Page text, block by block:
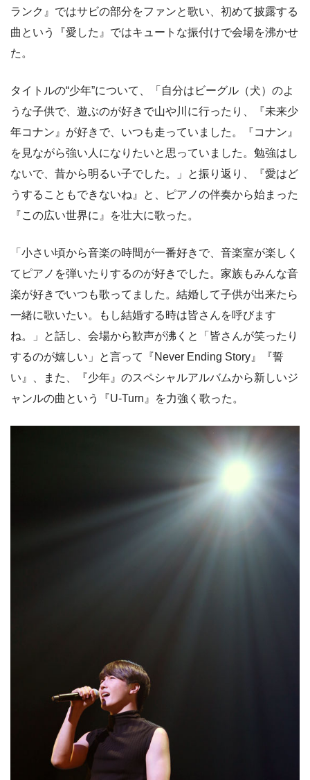
ランク』ではサビの部分をファンと歌い、初めて披露する
曲という『愛した』ではキュートな振付けで会場を沸かせ
た。
タイトルの“少年”について、「自分はビーグル（犬）のよ
うな子供で、遊ぶのが好きで山や川に行ったり、『未来少
年コナン』が好きで、いつも走っていました。『コナン』
を見ながら強い人になりたいと思っていました。勉強はし
ないで、昔から明るい子でした。」と振り返り、『愛はど
うすることもできないね』と、ピアノの伴奏から始まった
『この広い世界に』を壮大に歌った。
「小さい頃から音楽の時間が一番好きで、音楽室が楽しく
てピアノを弾いたりするのが好きでした。家族もみんな音
楽が好きでいつも歌ってました。結婚して子供が出来たら
一緒に歌いたい。もし結婚する時は皆さんを呼びます
ね。」と話し、会場から歓声が沸くと「皆さんが笑ったり
するのが嬉しい」と言って『Never Ending Story』『誓
い』、また、『少年』のスペシャルアルバムから新しいジ
ャンルの曲という『U-Turn』を力強く歌った。